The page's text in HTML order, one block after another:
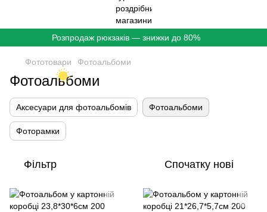
Розпродаж рюкзаків — знижки до 80%
Фототовари Фотоальбоми
Фотоальбоми
Аксесуари для фотоальбомів Фотоальбоми
Фоторамки
Фільтр Спочатку нові